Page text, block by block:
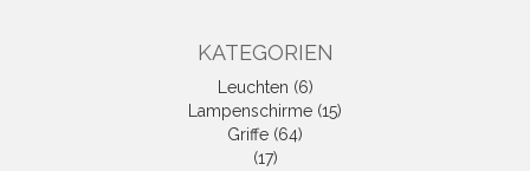
KATEGORIEN
Leuchten (6)
Lampenschirme (15)
Griffe (64)
(17)